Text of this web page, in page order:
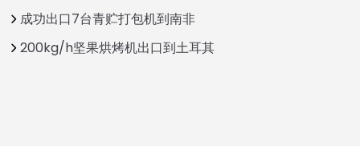
成功出口7台青贮打包机到南非
200kg/h坚果烘烤机出口到土耳其